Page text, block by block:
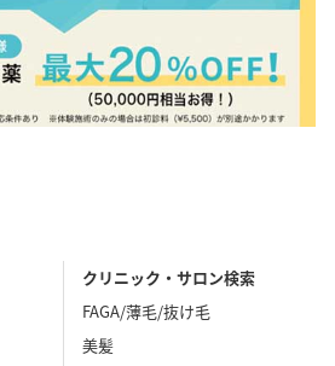
クリニック・サロン検索
FAGA/薄毛/抜け毛
美髪